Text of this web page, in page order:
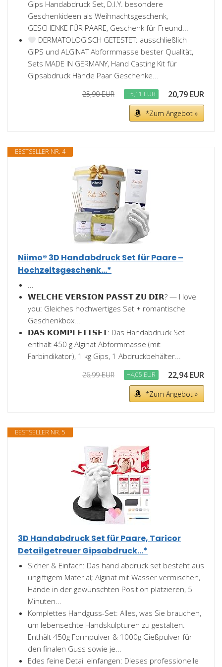
Gips Handabdruck Set, D.I.Y. besondere
Geschenkideen als Weihnachtsgeschenk,
GESCHENKE FÜR PAARE, Geschenk für Freund...
DERMATOLOGISCH GETESTET: ausschließlich
GIPS und ALGINAT Abformmasse bester Qualität,
Sets MADE IN GERMANY, Hand Casting Kit für
Gipsabdruck Hände Paar Geschenke...
25,90 EUR −5,11 EUR 20,79 EUR
*Zum Angebot »
BESTSELLER NR. 4
Niimo® 3D Handabdruck Set für Paare –
Hochzeitsgeschenk...*
...
𝗪𝗘𝗟𝗖𝗛𝗘 𝗩𝗘𝗥𝗦𝗜𝗢𝗡 𝗣𝗔𝗦𝗦𝗧 𝗭𝗨 𝗗𝗜𝗥? — I love
you: Gleiches hochwertiges Set + romantische
Geschenkbox...
𝗗𝗔𝗦 𝗞𝗢𝗠𝗣𝗟𝗘𝗧𝗧𝗦𝗘𝗧: Das Handabdruck Set
enthält 450 g Alginat Abformmasse (mit
Farbindikator), 1 kg Gips, 1 Abdruckbehälter...
26,99 EUR −4,05 EUR 22,94 EUR
*Zum Angebot »
BESTSELLER NR. 5
3D Handabdruck Set für Paare, Taricor
Detailgetreuer Gipsabdruck...*
Sicher & Einfach: Das hand abdruck set besteht aus
ungiftigem Material; Alginat mit Wasser vermischen,
Hände in der gewünschten Position platzieren, 5
Minuten...
Komplettes Handguss-Set: Alles, was Sie brauchen,
um lebensechte Handskulpturen zu gestalten.
Enthält 450g Formpulver & 1000g Gießpulver für
den finalen Guss sowie je...
Edes feine Detail einfangen: Dieses professionelle